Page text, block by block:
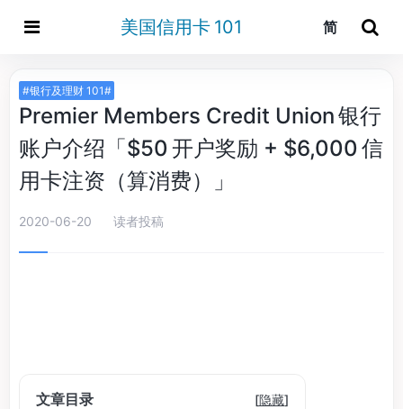
美国信用卡 101 简
#银行及理财 101#
Premier Members Credit Union 银行
账户介绍「$50 开户奖励 + $6,000 信
用卡注资（算消费）」
2020-06-20 读者投稿
文章目录 [隐藏]